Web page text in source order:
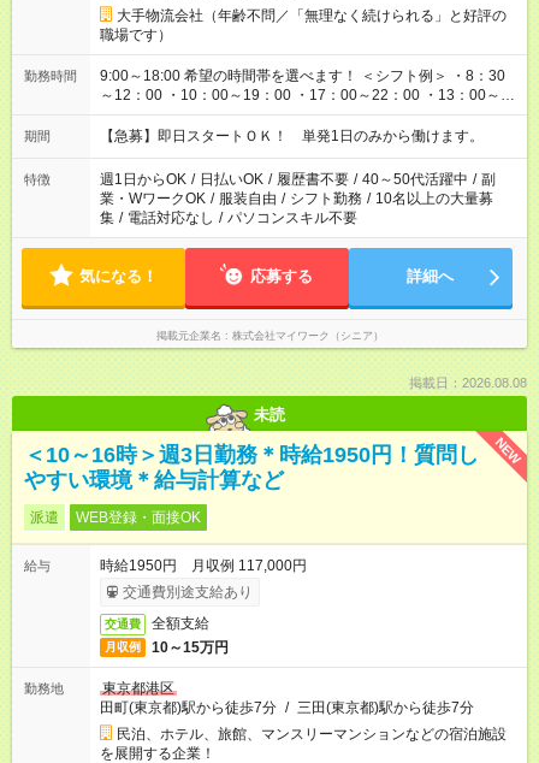
大手物流会社（年齢不問／「無理なく続けられる」と好評の
職場です）
勤務時間
9:00～18:00 希望の時間帯を選べます！ ＜シフト例＞ ・8：30
～12：00 ・10：00～19：00 ・17：00～22：00 ・13：00～
22：00 ・22：00～翌6：00 など
期間 【急募】即日スタートＯＫ！ 単発1日のみから働けます。
特徴 週1日からOK / 日払いOK / 履歴書不要 / 40～50代活躍中 / 副
業・WワークOK / 服装自由 / シフト勤務 / 10名以上の大量募
集 / 電話対応なし / パソコンスキル不要
気になる！ 応募する 詳細へ
掲載元企業名 株式会社マイワーク（シニア）
掲載日：2026.08.08
未読
NEW
＜10～16時＞週3日勤務＊時給1950円！質問し
やすい環境＊給与計算など
派遣 WEB登録・面接OK
給与
時給1950円 月収例 117,000円
交通費別途支給あり
交通費 全額支給
月収例 10～15万円
勤務地
東京都港区
田町(東京都)駅から徒歩7分 / 三田(東京都)駅から徒歩7分
民泊、ホテル、旅館、マンスリーマンションなどの宿泊施設
を展開する企業！